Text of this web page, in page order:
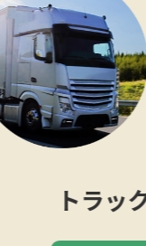
トラッ